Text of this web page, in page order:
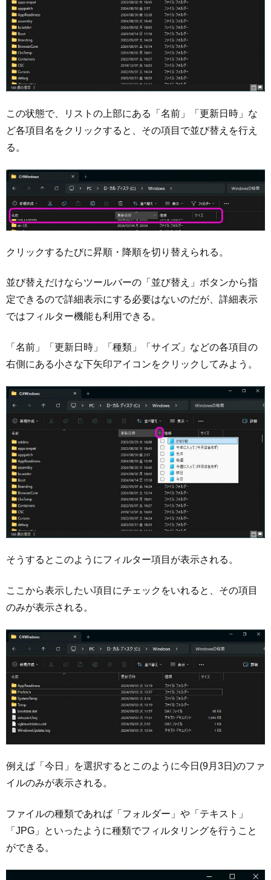
この状態で、リストの上部にある「名前」「更新日時」な
ど各項目名をクリックすると、その項目で並び替えを行え
る。
クリックするたびに昇順・降順を切り替えられる。
並び替えだけならツールバーの「並び替え」ボタンから指
定できるので詳細表示にする必要はないのだが、詳細表示
ではフィルター機能も利用できる。
「名前」「更新日時」「種類」「サイズ」などの各項目の
右側にある小さな下矢印アイコンをクリックしてみよう。
そうするとこのようにフィルター項目が表示される。
ここから表示したい項目にチェックをいれると、その項目
のみが表示される。
例えば「今日」を選択するとこのように今日(9月3日)のファ
イルのみが表示される。
ファイルの種類であれば「フォルダー」や「テキスト」
「JPG」といったように種類でフィルタリングを行うこと
ができる。